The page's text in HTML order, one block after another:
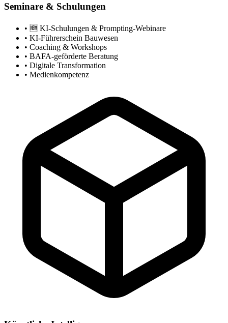
Seminare & Schulungen
• 🆕 KI-Schulungen & Prompting-Webinare
• KI-Führerschein Bauwesen
• Coaching & Workshops
• BAFA-geförderte Beratung
• Digitale Transformation
• Medienkompetenz